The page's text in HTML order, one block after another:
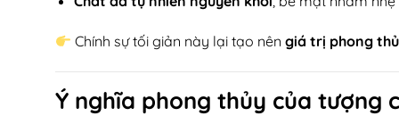
Chính sự tối giản này lại tạo nêngiá trị phong
Ý nghĩa phong thủy của tượng